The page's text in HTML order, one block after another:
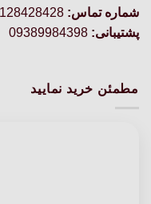
شماره تماس:
پشتیبانی:
مطمئن خرید نمایید